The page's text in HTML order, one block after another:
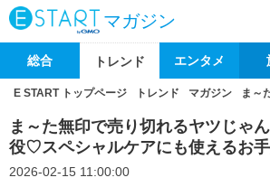
マガジン
総合 トレンド エンタメ
E START トップページ トレンド マガジン ま～
ま～た無印で売り切れるヤツじゃ
役♡スペシャルケアにも使えるお
2026-02-15 11:00:00